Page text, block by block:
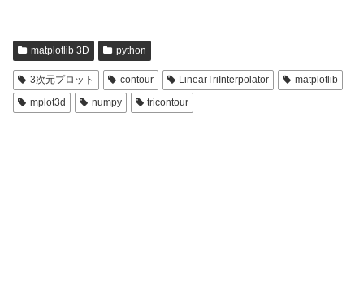
matplotlib 3D python
3次元プロット contour LinearTriInterpolator
matplotlib
mplot3d
numpy tricontour